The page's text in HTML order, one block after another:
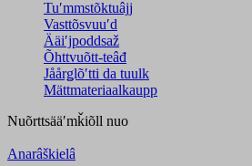
Tuʹmmstõktuâjj
Vasttõsvuuʹd
Ääiʹjpoddsaž
Õhttvuõtt-teâđ
Jåårǥlõʹtti da tuulk
Mättmateriaalkaupp
Nuõrttsääʹmǩiõll nuo
Anarâškielâ